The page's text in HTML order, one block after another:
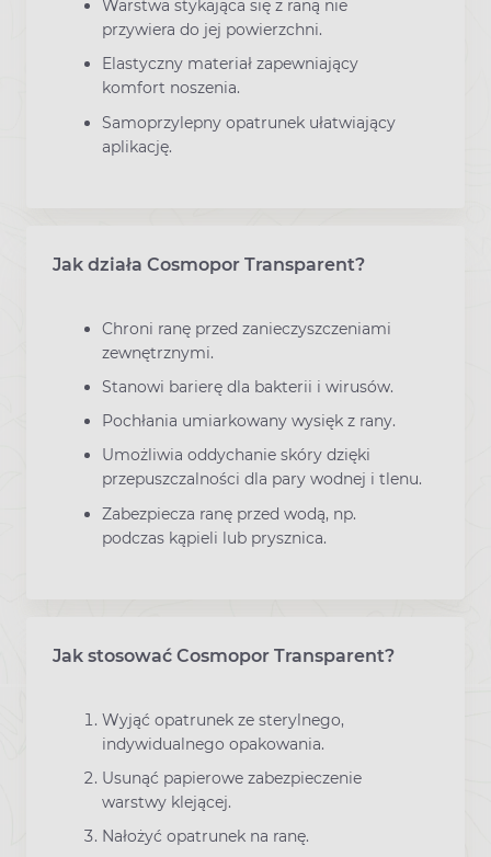
Warstwa stykająca się z raną nie
przywiera do jej powierzchni.
Elastyczny materiał zapewniający
komfort noszenia.
Samoprzylepny opatrunek ułatwiający
aplikację.
Jak działa Cosmopor Transparent?
Chroni ranę przed zanieczyszczeniami
zewnętrznymi.
Stanowi barierę dla bakterii i wirusów.
Pochłania umiarkowany wysięk z rany.
Umożliwia oddychanie skóry dzięki
przepuszczalności dla pary wodnej i tlenu.
Zabezpiecza ranę przed wodą, np.
podczas kąpieli lub prysznica.
Jak stosować Cosmopor Transparent?
Wyjąć opatrunek ze sterylnego,
indywidualnego opakowania.
Usunąć papierowe zabezpieczenie
warstwy klejącej.
Nałożyć opatrunek na ranę.